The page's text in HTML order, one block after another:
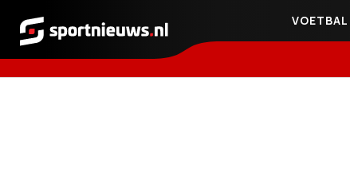
Sportnieuws.nl
VOETBAL